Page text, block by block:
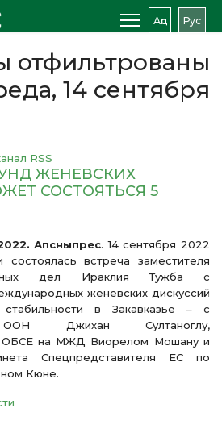
Аԥс Рус
отфильтрованы
14 сентября
RSS
ЖЕНЕВСКИХ
СОСТОЯТЬСЯ 5
Апсныпрес. 14 сентября 2022
встреча заместителя
дел Ираклия Тужба с
женевских дискуссий
в Закавказье – с
ООН Джихан Султаноглу,
ОБСЕ на МЖД Виорелом Мошану и
Спецпредставителя ЕС по
Кюне.